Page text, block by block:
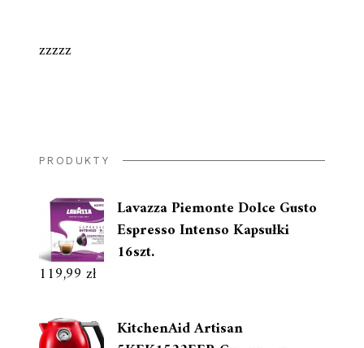
zzzzz
PRODUKTY
Lavazza Piemonte Dolce Gusto
Espresso Intenso Kapsułki
16szt.
119,99 zł
KitchenAid Artisan